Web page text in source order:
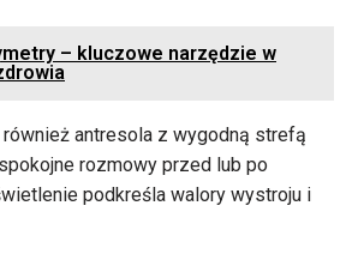
– kluczowe narzędzie w
również antresola z wygodną strefą
rozmowy przed lub po
podkreśla walory wystroju i